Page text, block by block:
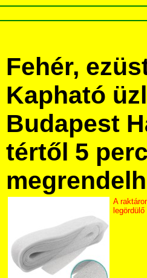
Fehér,
Kapható
Budapest
tértől 5
A